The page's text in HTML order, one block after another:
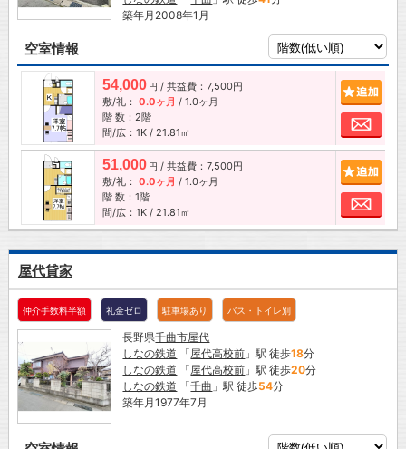
築年月2008年1月
空室情報
54,000 円 / 共益費：7,500円
敷/礼： 0.0ヶ月 / 1.0ヶ月
階 数：2階
間/広：1K / 21.81㎡
お
51,000 円 / 共益費：7,500円
敷/礼： 0.0ヶ月 / 1.0ヶ月
階 数：1階
間/広：1K / 21.81㎡
お
屋代貸家
仲介手数料半額 礼金ゼロ 駐車場あり バス・トイレ別
長野県千曲市屋代
しなの鉄道 「屋代高校前 」駅 徒歩18分
しなの鉄道 「屋代高校前 」駅 徒歩20分
しなの鉄道 「千曲 」駅 徒歩54分
築年月1977年7月